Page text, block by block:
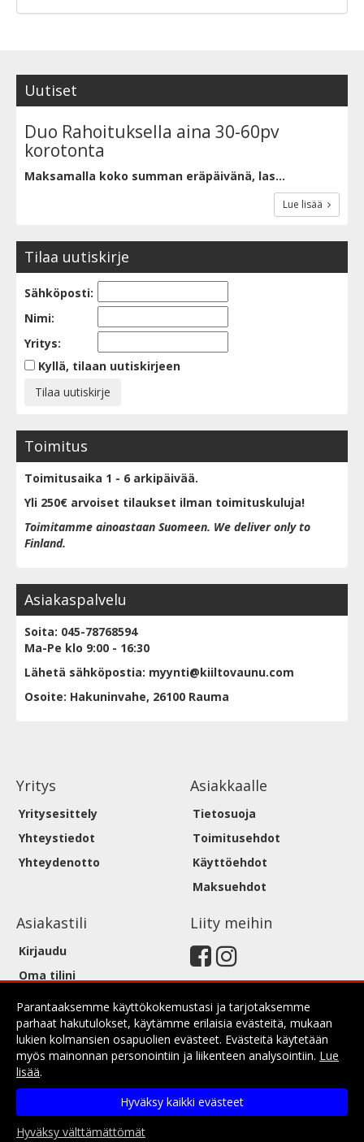
Parantaaksemme käyttökokemustasi ja tarjotaksemme
parhaat hakutulokset, käytämme erilaisia evästeitä, mukaan
lukien kolmansien osapuolien evästeet. Evästeitä käytetään
myös mainonnan personointiin ja liikenteen analysointiin. Lue
lisää.
Hyväksy kaikki evästeet
Hyväksy välttämättömät
Uutiset
Duo Rahoituksella aina 30-60pv
korotonta
Maksamalla koko summan eräpäivänä, las...
Lue lisää
Tilaa uutiskirje
Sähköposti:
Nimi:
Yritys:
Kyllä, tilaan uutiskirjeen
Toimitus
Toimitusaika 1 - 6 arkipäivää.
Yli 250€ arvoiset tilaukset ilman toimituskuluja!
Toimitamme ainoastaan Suomeen. We deliver only to
Finland.
Asiakaspalvelu
Soita: 045-78768594
Ma-Pe klo 9:00 - 16:30
Lähetä sähköpostia: myynti@kiiltovaunu.com
Osoite: Hakuninvahe, 26100 Rauma
Yritys
Yritysesittely
Yhteystiedot
Yhteydenotto
Asiakkaalle
Tietosuoja
Toimitusehdot
Käyttöehdot
Maksuehdot
Asiakastili
Kirjaudu
Oma tilini
Liity meihin
Copyright © 2026 Kiiltovaunu Ky. Kaikki oikeudet
Evolution Solutions -verkkokaupparatkaisu